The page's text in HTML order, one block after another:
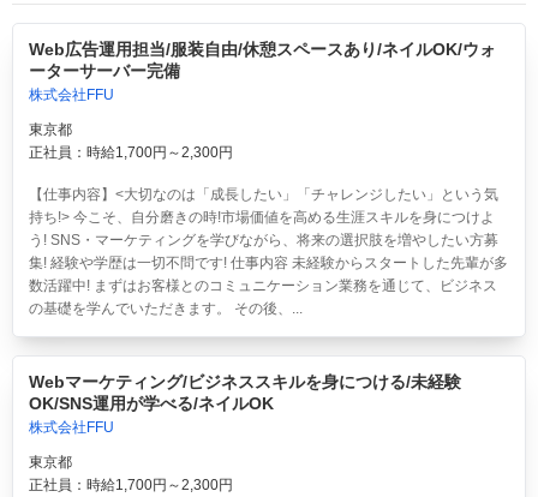
Web広告運用担当/服装自由/休憩スペースあり/ネイルOK/ウォ
ーターサーバー完備
株式会社FFU
東京都
正社員：時給1,700円～2,300円
【仕事内容】<大切なのは「成長したい」「チャレンジしたい」という気
持ち!> 今こそ、自分磨きの時!市場価値を高める生涯スキルを身につけよ
う! SNS・マーケティングを学びながら、将来の選択肢を増やしたい方募
集! 経験や学歴は一切不問です! 仕事内容 未経験からスタートした先輩が多
数活躍中! まずはお客様とのコミュニケーション業務を通じて、ビジネス
の基礎を学んでいただきます。 その後、...
Webマーケティング/ビジネススキルを身につける/未経験
OK/SNS運用が学べる/ネイルOK
株式会社FFU
東京都
正社員：時給1,700円～2,300円